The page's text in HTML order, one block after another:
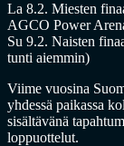
La 8.2. Miesten
AGCO Power
Su 9.2. Naisten
tunti aiemmin)
Viime vuosina
yhdessä paikassa
sisältävänä
loppuottelut.